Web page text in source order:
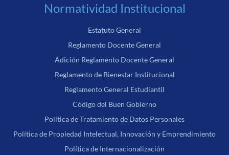
Normatividad Institucional
Estatuto General
Reglamento Docente General
Adición Reglamento Docente General
Reglamento de Bienestar Institucional
Reglamento General Estudiantil
Código del Buen Gobierno
Política de Tratamiento de Datos Personales
Política de Propiedad Intelectual, Innovación y Emprendimiento
Política de Internacionalización